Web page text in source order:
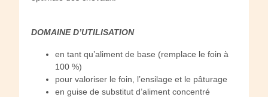
DOMAINE D’UTILISATION
en tant qu’aliment de base (remplace le foin à
100 %)
pour valoriser le foin, l’ensilage et le pâturage
en guise de substitut d’aliment concentré